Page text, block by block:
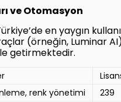
ve Otomasyon
en yaygın
(örneğin, Luminar AI)
getirmektedir.
renk yönetimi
239